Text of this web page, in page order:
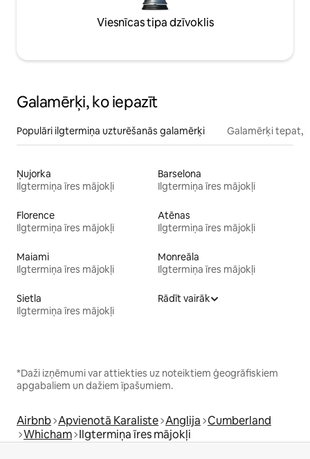
Viesnīcas tipa dzīvoklis
Galamērķi, ko iepazīt
Populāri ilgtermiņa uzturēšanās galamērķi Galamērķi tepat,
Ņujorka
Ilgtermiņa īres mājokļi
Barselona
Ilgtermiņa īres mājokļi
Florence
Ilgtermiņa īres mājokļi
Atēnas
Ilgtermiņa īres mājokļi
Maiami
Ilgtermiņa īres mājokļi
Monreāla
Ilgtermiņa īres mājokļi
Sietla
Ilgtermiņa īres mājokļi
Rādīt vairāk
*Daži izņēmumi var attiekties uz noteiktiem ģeogrāfiskiem
apgabaliem un dažiem īpašumiem.
Airbnb Apvienotā Karaliste Anglija Cumberland
Whicham Ilgtermiņa īres mājokļi